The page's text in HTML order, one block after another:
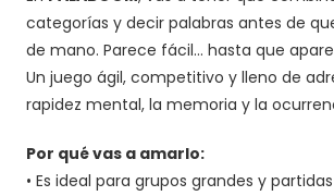
categorías y decir palabras antes de
de mano. Parece fácil… hasta que
Un juego ágil, competitivo y lleno de
rapidez mental, la memoria y la
Por qué vas a amarlo:
• Es ideal para grupos grandes y